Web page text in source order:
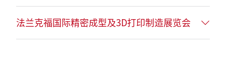
法兰克福国际精密成型及3D打印制造展览会